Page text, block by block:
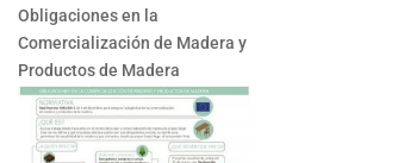
Obligaciones en la
Comercialización de Madera y
Productos de Madera